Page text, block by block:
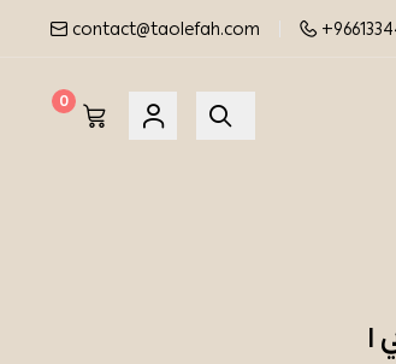
contact@taolefah.com
0